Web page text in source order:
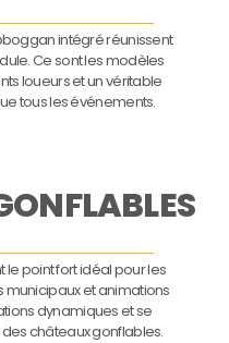
intégré réunissent
Ce sont les modèles
loueurs et un véritable
tous les événements.
point fort idéal pour les
et animations
dynamiques et se
châteaux gonflables.